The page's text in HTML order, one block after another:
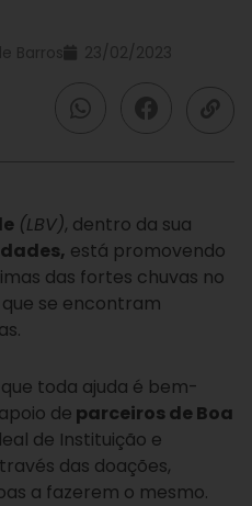
Barros 23/02/2023
(LBV), dentro da sua
está promovendo
das fortes chuvas no
se encontram
toda ajuda é bem-
de parceiros de Boa
de Instituição e
das doações,
a fazerem o mesmo.